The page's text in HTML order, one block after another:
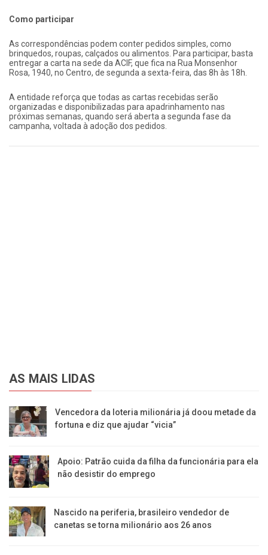
Como participar
As correspondências podem conter pedidos simples, como
brinquedos, roupas, calçados ou alimentos. Para participar, basta
entregar a carta na sede da ACIF, que fica na Rua Monsenhor
Rosa, 1940, no Centro, de segunda a sexta-feira, das 8h às 18h.
A entidade reforça que todas as cartas recebidas serão
organizadas e disponibilizadas para apadrinhamento nas
próximas semanas, quando será aberta a segunda fase da
campanha, voltada à adoção dos pedidos.
AS MAIS LIDAS
Vencedora da loteria milionária já doou metade da
fortuna e diz que ajudar “vicia”
Apoio: Patrão cuida da filha da funcionária para ela
não desistir do emprego
Nascido na periferia, brasileiro vendedor de
canetas se torna milionário aos 26 anos